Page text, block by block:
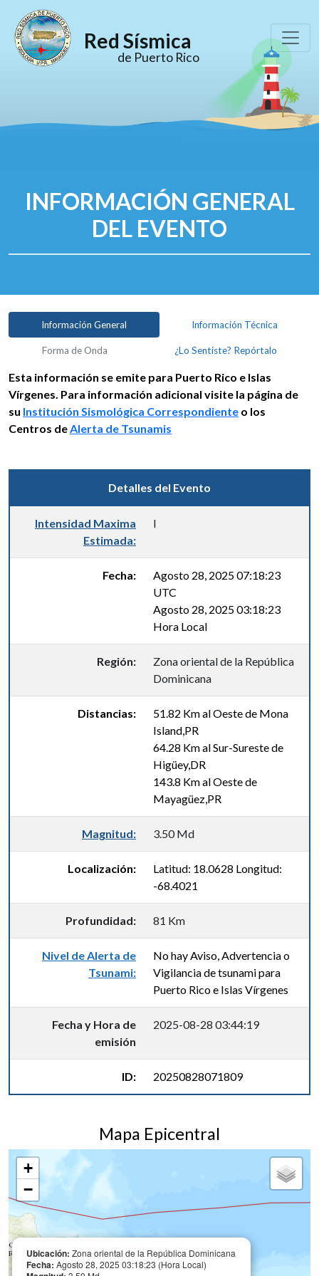
Red Sísmica
de Puerto Rico
INFORMACIÓN GENERAL
DEL EVENTO
Información General Información Técnica
Forma de Onda ¿Lo Sentiste? Repórtalo
Esta información se emite para Puerto Rico e Islas
Vírgenes. Para información adicional visite la página de
su Institución Sismológica Correspondiente o los
Centros deAlerta de Tsunamis
Detalles del Evento
Intensidad Maxima
Estimada:
I
Fecha:
Agosto 28, 2025 07:18:23
UTC
Agosto 28, 2025 03:18:23
Hora Local
Región:
Zona oriental de la República
Dominicana
Distancias:
51.82 Km al Oeste de Mona
Island,PR
64.28 Km al Sur-Sureste de
Higüey,DR
143.8 Km al Oeste de
Mayagüez,PR
Magnitud: 3.50 Md
Localización:
Latitud: 18.0628 Longitud:
-68.4021
Profundidad: 81 Km
Nivel de Alerta de
Tsunami:
No hay Aviso, Advertencia o
Vigilancia de tsunami para
Puerto Rico e Islas Vírgenes
Fecha y Hora de
emisión
2025-08-28 03:44:19
ID: 20250828071809
Mapa Epicentral
Ubicación: Zona oriental de la República Dominicana
Fecha: Agosto 28, 2025 03:18:23 (Hora Local)
+
−